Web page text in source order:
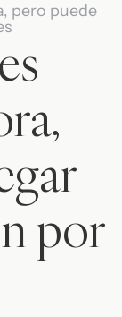
pero puede
por